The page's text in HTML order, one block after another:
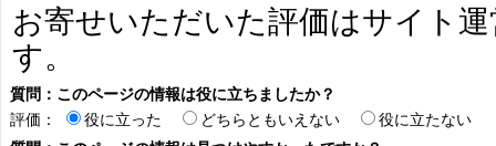
お寄せいただいた評価はサイト
す。
質問：このページの情報は役に立ちましたか？
評価：
役に立った どちらともいえない
役に立たない